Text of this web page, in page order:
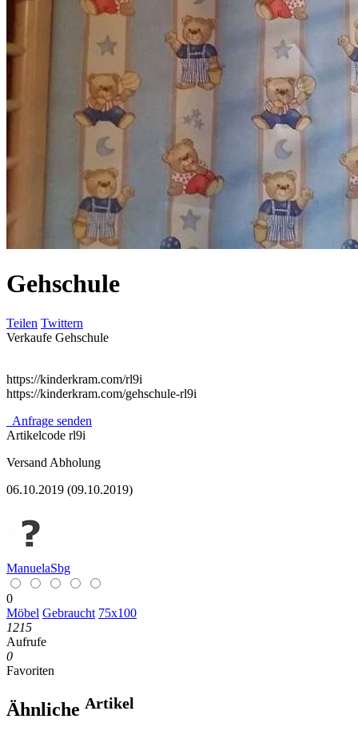
Gehschule
Teilen Twittern
Verkaufe Gehschule
https://kinderkram.com/rl9i
https://kinderkram.com/gehschule-rl9i
Anfrage senden
Artikelcode rl9i
Versand Abholung
06.10.2019 (09.10.2019)
ManuelaSbg
0
Möbel Gebraucht 75x100
1215
Aufrufe
0
Favoriten
Ähnliche Artikel